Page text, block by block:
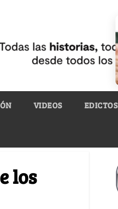
VIDEOS EDICTOS
los